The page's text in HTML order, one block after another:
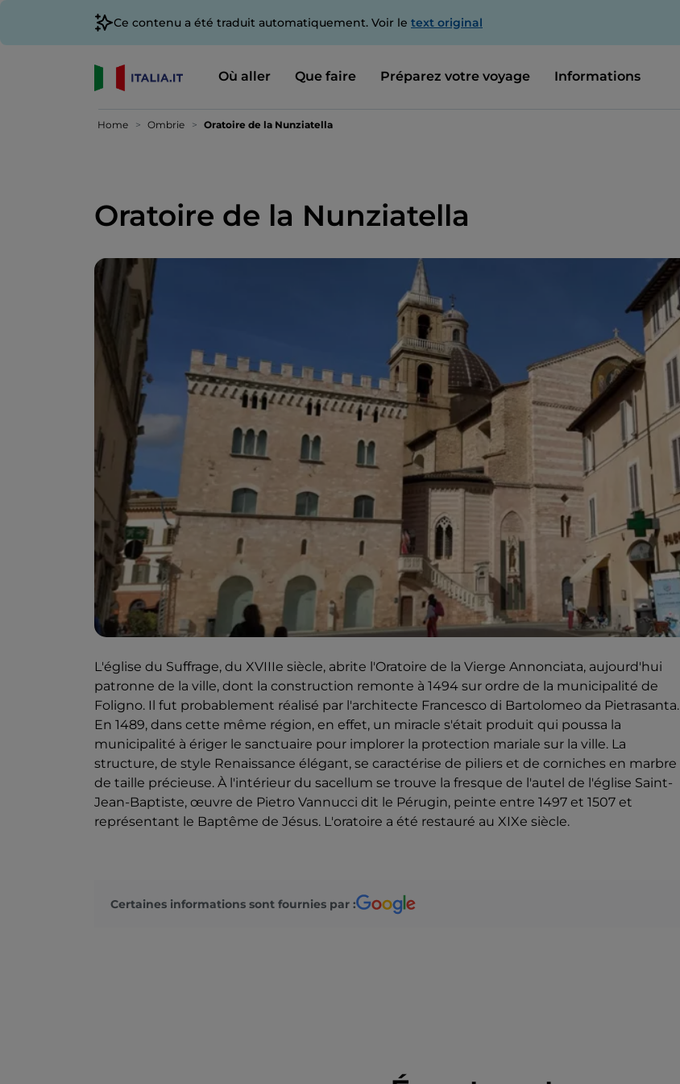
Ce contenu a été traduit automatiquement. Voir le text original
Où aller Que faire Préparez votre voyage Informations
Home Ombrie Oratoire de la Nunziatella
Oratoire de la Nunziatella
L'église du Suffrage, du XVIIIe siècle, abrite l'Oratoire de la Vierge Annonciata, aujourd'hui
patronne de la ville, dont la construction remonte à 1494 sur ordre de la municipalité de
Foligno. Il fut probablement réalisé par l'architecte Francesco di Bartolomeo da Pietrasanta.
En 1489, dans cette même région, en effet, un miracle s'était produit qui poussa la
municipalité à ériger le sanctuaire pour implorer la protection mariale sur la ville. La
structure, de style Renaissance élégant, se caractérise de piliers et de corniches en marbre
de taille précieuse. À l'intérieur du sacellum se trouve la fresque de l'autel de l'église Saint-
Jean-Baptiste, œuvre de Pietro Vannucci dit le Pérugin, peinte entre 1497 et 1507 et
représentant le Baptême de Jésus. L'oratoire a été restauré au XIXe siècle.
Certaines informations sont fournies par :